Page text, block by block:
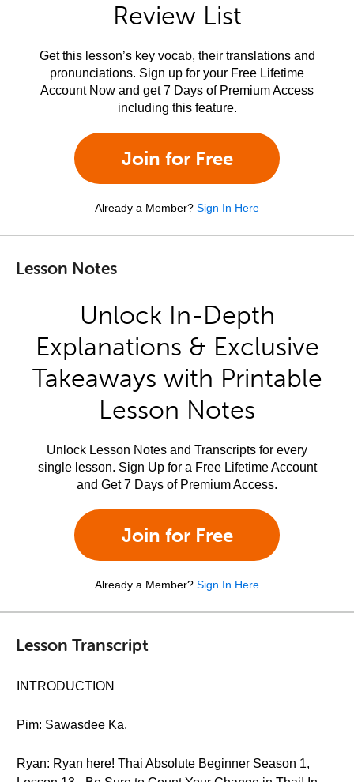
Review List
Get this lesson’s key vocab, their translations and
pronunciations. Sign up for your Free Lifetime
Account Now and get 7 Days of Premium Access
including this feature.
Join for Free
Already a Member? Sign In Here
Lesson Notes
Unlock In-Depth
Explanations & Exclusive
Takeaways with Printable
Lesson Notes
Unlock Lesson Notes and Transcripts for every
single lesson. Sign Up for a Free Lifetime Account
and Get 7 Days of Premium Access.
Join for Free
Already a Member? Sign In Here
Lesson Transcript
INTRODUCTION
Pim: Sawasdee Ka.
Ryan: Ryan here! Thai Absolute Beginner Season 1,